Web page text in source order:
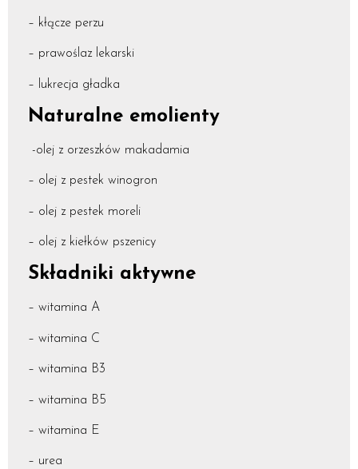
– kłącze perzu
– prawoślaz lekarski
– lukrecja gładka
Naturalne emolienty
-olej z orzeszków makadamia
– olej z pestek winogron
– olej z pestek moreli
– olej z kiełków pszenicy
Składniki aktywne
– witamina A
– witamina C
– witamina B3
– witamina B5
– witamina E
– urea